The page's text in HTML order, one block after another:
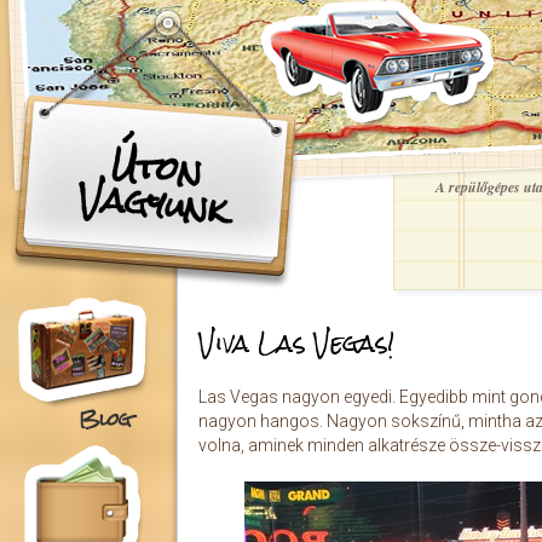
Ugrás a tartalomra
Úton
Vagyunk A repülőgépes
Blog
Viva Las Vegas!
Las Vegas nagyon egyedi. Egyedibb mint
nagyon hangos. Nagyon sokszínű, mintha
volna, aminek minden alkatrésze össze-